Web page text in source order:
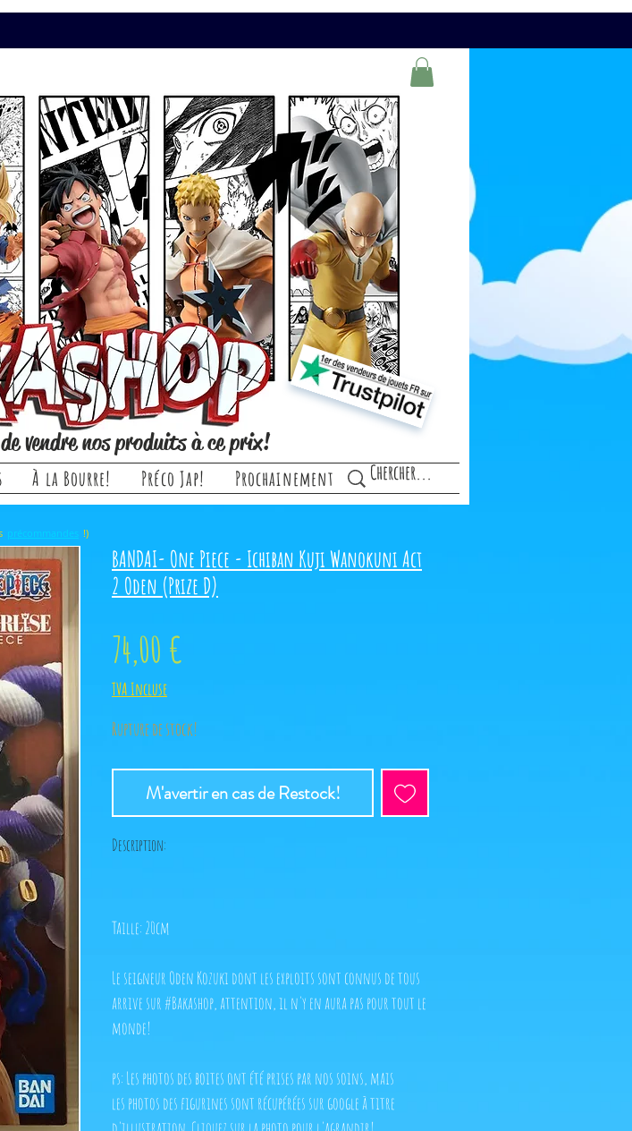
vendre nos produits à ce prix!
À la Bourre! Préco Jap! Prochainement
BANDAI- One Piece - Ichiban Kuji Wanokuni Act
2 Oden (Prize D)
74,00 €
TVA Incluse
Rupture de stock!
M'avertir en cas de Restock!
Description:
Taille: 20cm
Le seigneur Oden Kozuki dont les exploits sont connus de tous
arrive sur #Bakashop, attention, il n'y en aura pas pour tout le
monde!
ps: Les photos des boites ont été prises par nos soins, mais
les photos des figurines sont récupérées sur google à titre
ou des !)
précommandes